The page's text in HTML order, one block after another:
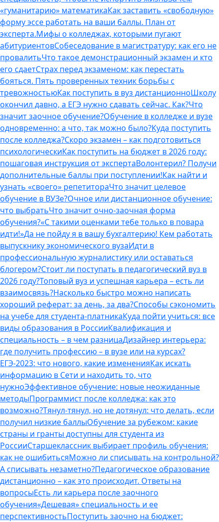
«гуманитарию» математикаКак заставить «свободную»
форму эссе работать на ваши баллы. План от
эксперта.Мифы о колледжах, которыми пугают
абитуриентовСобеседование в магистратуру: как его не
провалитьЧто такое демонстрационный экзамен и кто
его сдаетСтрах перед экзаменом: как перестать
бояться. Пять проверенных техник борьбы с
тревожностьюКак поступить в вуз дистанционноШколу
окончил давно, а ЕГЭ нужно сдавать сейчас. Как?Что
значит заочное обучение?Обучение в колледже и вузе
одновременно: а что, так можно было?Куда поступить
после колледжа?Скоро экзамен – как подготовиться
психологическиКак поступить на бюджет в 2026 году:
пошаговая инструкция от экспертаВолонтерил? Получи
дополнительные баллы при поступлении!Как найти и
узнать «своего» репетитораЧто значит целевое
обучение в ВУЗе?Очное или дистанционное обучение:
что выбратьЧто значит очно-заочная форма
обучения?«С такими оценками тебе только в повара
идти!»Да не пойду я в вашу бухгалтерию! Кем работать
выпускнику экономического вузаИдти в
профессиональную журналистику или оставаться
блогером?Стоит ли поступать в педагогический вуз в
2026 году?Топовый вуз и успешная карьера – есть ли
взаимосвязь?Насколько быстро можно написать
хороший реферат: за день, за два?Способы сэкономить
на учебе для студента-платникаКуда пойти учиться: все
виды образования в РоссииКвалификация и
специальность – в чем разницаДизайнер интерьера:
где получить профессию – в вузе или на курсах?
ЕГЭ-2023: что нового, какие измененияКак искать
информацию в Сети и находить то, что
нужноЭффективное обучение: новые неожиданные
методыПрограммист после колледжа: как это
возможно?Тянул-тянул, но не дотянул: что делать, если
получил низкие баллыОбучение за рубежом: какие
страны и гранты доступны для студента из
РоссииСтаршеклассник выбирает профиль обучения:
как не ошибитьсяМожно ли списывать на контрольной?
А списывать незаметно?Педагогическое образование
дистанционно – как это происходит. Ответы на
вопросыЕсть ли карьера после заочного
обучения«Дешевая» специальность и ее
перспективностьПоступить заочно на бюджет: